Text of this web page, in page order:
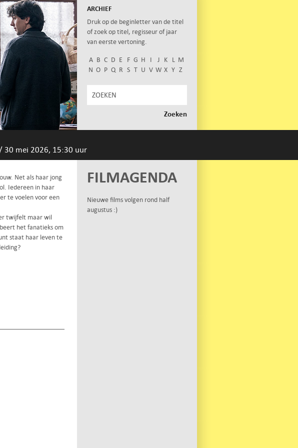
ARCHIEF
Druk op de beginletter van de titel
of zoek op titel, regisseur of jaar
van eerste vertoning.
A B C D E F G H I J K L M
N O P Q R S T U V W X Y Z
/ 30 mei 2026, 15:30 uur
Net als haar jong
Iedereen in haar
te voelen voor een
twijfelt maar wil
het fanatieks om
staat haar leven te
FILMAGENDA
Nieuwe films volgen rond half
augustus :)